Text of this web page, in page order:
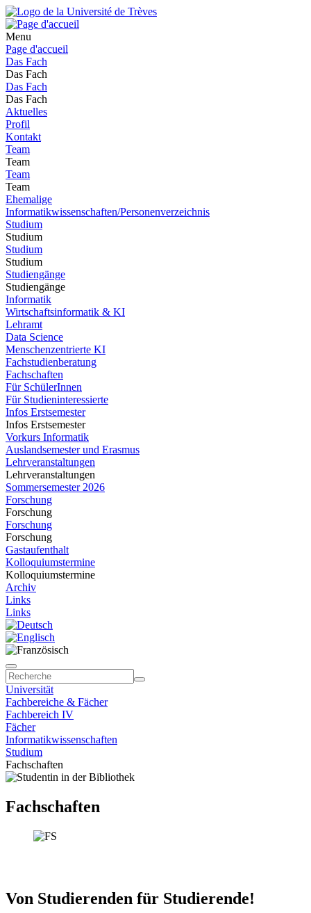
Menu
Page d'accueil
Das Fach
Das Fach
Das Fach
Das Fach
Aktuelles
Profil
Kontakt
Team
Team
Team
Team
Ehemalige
Informatikwissenschaften/Personenverzeichnis
Studium
Studium
Studium
Studium
Studiengänge
Studiengänge
Informatik
Wirtschaftsinformatik & KI
Lehramt
Data Science
Menschenzentrierte KI
Fachstudienberatung
Fachschaften
Für SchülerInnen
Für Studieninteressierte
Infos Erstsemester
Infos Erstsemester
Vorkurs Informatik
Auslandsemester und Erasmus
Lehrveranstaltungen
Lehrveranstaltungen
Sommersemester 2026
Forschung
Forschung
Forschung
Forschung
Gastaufenthalt
Kolloquiumstermine
Kolloquiumstermine
Archiv
Links
Links
Universität
Fachbereiche & Fächer
Fachbereich IV
Fächer
Informatikwissenschaften
Studium
Fachschaften
Fachschaften
Von Studierenden für Studierende!